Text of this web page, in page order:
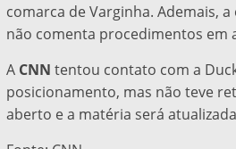
comarca de Varginha. Ademais,
não comenta procedimentos em
A CNN tentou contato com a
posicionamento, mas não teve
aberto e a matéria será